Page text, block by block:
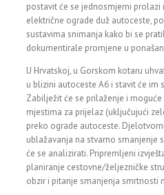
postavit će se jednosmjerni
električne ograde duž autoceste,
sustavima snimanja kako bi se
dokumentirale promjene u
U Hrvatskoj, u Gorskom kotaru
u blizini autoceste A6 i stavit će im
Zabilježit će se prilaženje i
mjestima za prijelaz (uključujući
preko ograde autoceste.
ublažavanja na stvarno smanjenje
će se analizirati. Pripremljeni
planiranje cestovne/željezničke
obzir i pitanje smanjenja smrtnosti